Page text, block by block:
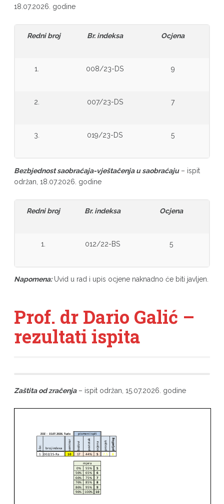
18.07.2026. godine
Redni broj Br. indeksa Ocjena
1. 008/23-DS 9
2. 007/23-DS 7
3. 019/23-DS 5
Bezbjednost saobraćaja-vještačenja u saobraćaju– ispit
održan, 18.07.2026. godine
Redni broj Br. indeksa Ocjena
1. 012/22-BS 5
Napomena:Uvid u rad i upis ocjene naknadno će biti javljen.
Prof. dr Dario Galić –
rezultati ispita
Zaštita od zračenja– ispit održan, 15.07.2026. godine